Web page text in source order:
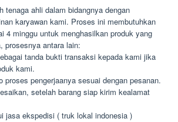
tenaga ahli dalam bidangnya dengan
karyawan kami. Proses ini membutuhkan
4 minggu untuk menghasilkan produk yang
prosesnya antara lain:
tanda bukti transaksi kepada kami jika
kami.
proses pengerjaanya sesuai dengan pesanan.
setelah barang siap kirim kealamat
jasa ekspedisi ( truk lokal indonesia )